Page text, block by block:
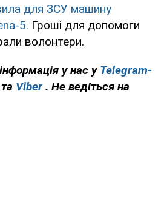
для ЗСУ машину
5. Гроші для допомоги
волонтери.
у нас у Telegram-
Viber . Не ведіться на